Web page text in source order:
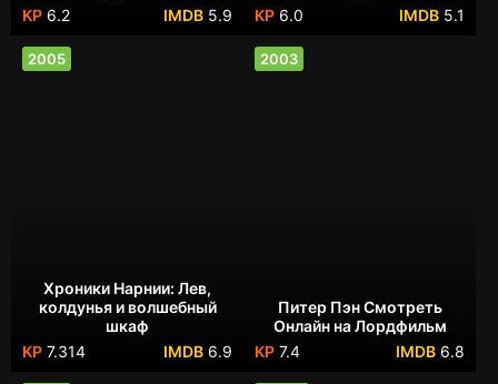
6.2
5.9
6.0
5.1
Хроники Нарнии: Лев,
колдунья и волшебный
шкаф
7.314
6.9
2005
Питер Пэн Смотреть
Онлайн на Лордфильм
7.4
6.8
2003